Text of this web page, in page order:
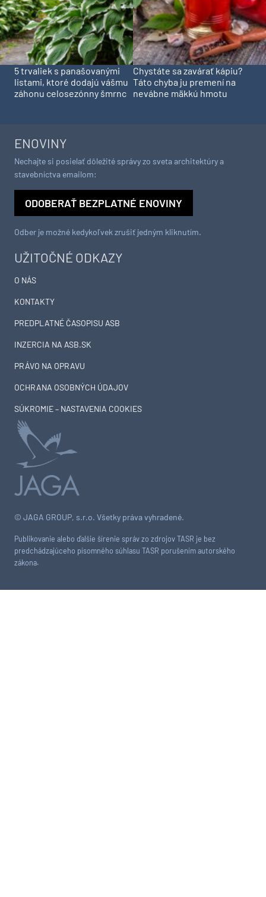
5 trvaliek s panašovanými
listami, ktoré dodajú vášmu
záhonu celosezónny šmrnc
Chystáte sa zavárať kápiu?
Táto chyba ju premení na
nevábne mäkkú hmotu
© JAGA GROUP, s.r.o. Všetky práva vyhradené.
Publikovanie alebo ďalšie šírenie správ zo zdrojov TASR je bez
predchádzajúceho písomného súhlasu TASR porušením autorského
zákona.
UŽITOČNÉ ODKAZY
O NÁS
KONTAKTY
PREDPLATNÉ ČASOPISU ASB
INZERCIA NA ASB.SK
PRÁVO NA OPRAVU
OCHRANA OSOBNÝCH ÚDAJOV
SÚKROMIE – NASTAVENIA COOKIES
ENOVINY
Nechajte si posielať dôležité správy zo sveta architektúry a
stavebníctva emailom:
ODOBERAŤ BEZPLATNÉ ENOVINY
Odber je možné kedykoľvek zrušiť jedným kliknutím.